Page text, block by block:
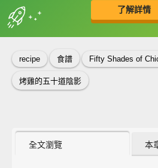
了解詳情
收錄佳句
recipe 食譜 Fifty Shades of
烤雞的五十道陰影
全文瀏覽 本